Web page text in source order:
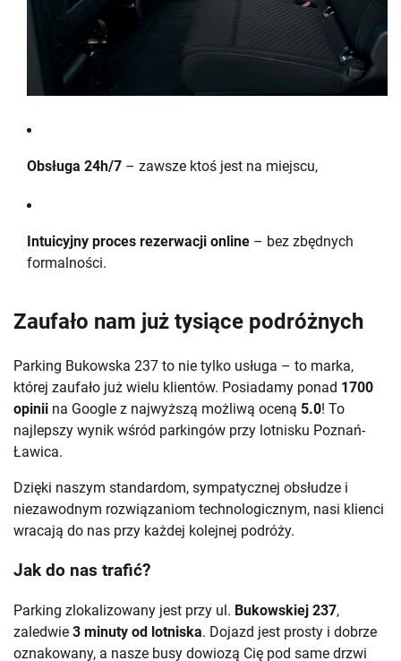
Obsługa 24h/7 – zawsze ktoś jest na miejscu,
Intuicyjny proces rezerwacji online – bez zbędnych
formalności.
Zaufało nam już tysiące podróżnych
Parking Bukowska 237 to nie tylko usługa – to marka,
której zaufało już wielu klientów. Posiadamy ponad 1700
opinii na Google z najwyższą możliwą oceną 5.0! To
najlepszy wynik wśród parkingów przy lotnisku Poznań-
Ławica.
Dzięki naszym standardom, sympatycznej obsłudze i
niezawodnym rozwiązaniom technologicznym, nasi klienci
wracają do nas przy każdej kolejnej podróży.
Jak do nas trafić?
Parking zlokalizowany jest przy ul. Bukowskiej 237,
zaledwie 3 minuty od lotniska. Dojazd jest prosty i dobrze
oznakowany, a nasze busy dowiozą Cię pod same drzwi